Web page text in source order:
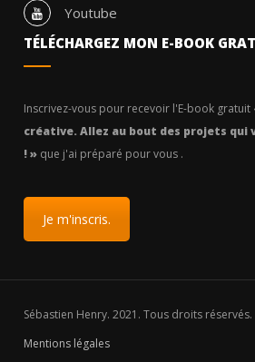
Youtube
TÉLÉCHARGEZ MON E-BOOK
Inscrivez-vous pour recevoir l'E-book gratuit
créative. Allez au bout des projets
! » que j'ai préparé pour vous .
Je m'inscris.
Sébastien Henry. 2021. Tous droits réservés.
Mentions légales